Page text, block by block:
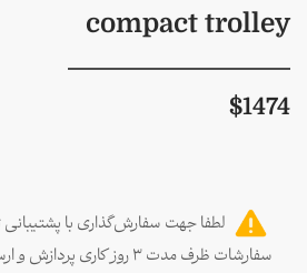
compact trolley
$1474
لطفا جهت سفارش‌گذاری با
سفارشات ظرف مدت ۳ روز کاری پردازش و ارسال خواهند شد.